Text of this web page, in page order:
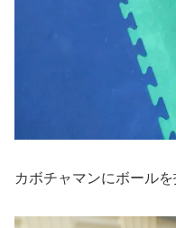
カボチャマンにボールを